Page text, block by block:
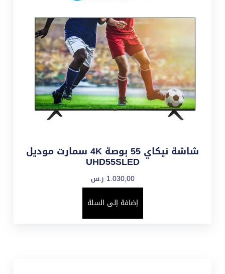
شاشة نيكاي 55 بوصة 4K سمارت موديل
UHD55SLED
1.030,00 ر.س
إضافة إلى السلة